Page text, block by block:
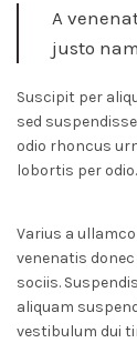
A
justo
Suscipit per
sed
odio rhoncus
lobortis per odio.
Varius a
venenatis
sociis.
aliquam
vestibulum dui